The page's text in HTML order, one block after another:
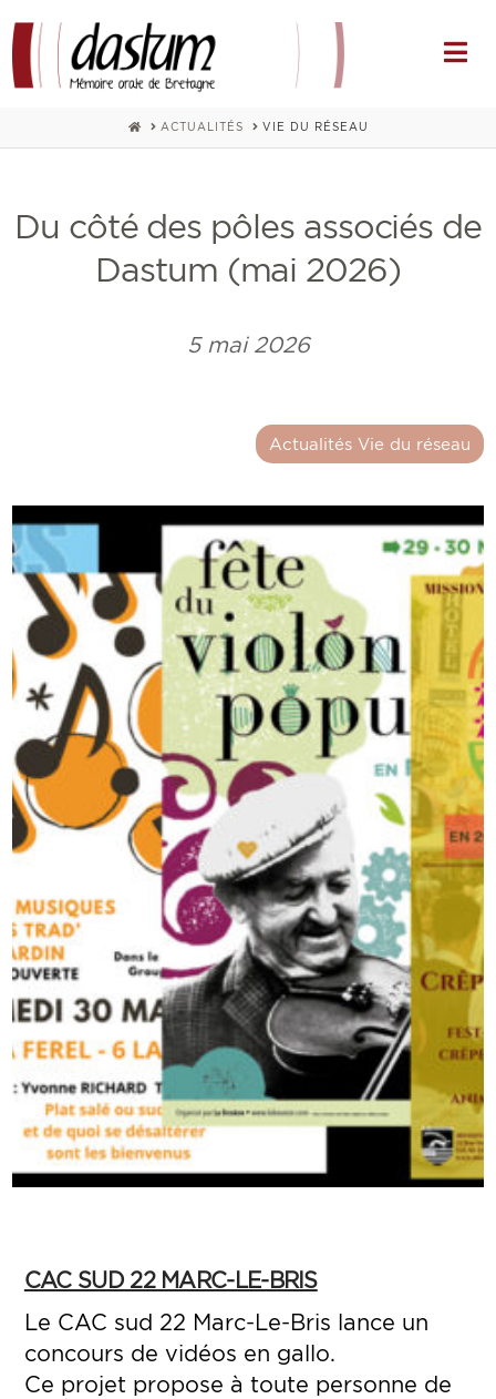
HOMEACTUALITÉS VIE DU RÉSEAU
Du côté des pôles associés de
Dastum (mai 2026)
5 mai 2026
Actualités Vie du réseau
CAC SUD 22 MARC-LE-BRIS
Le CAC sud 22 Marc-Le-Bris lance un
concours de vidéos en gallo.
Ce projet propose à toute personne de